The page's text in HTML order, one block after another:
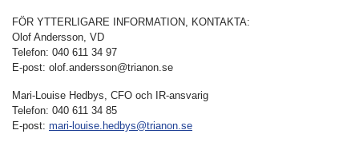
FÖR YTTERLIGARE INFORMATION, KONTAKTA:
Olof Andersson, VD
Telefon: 040 611 34 97
E-post: olof.andersson@trianon.se
Mari-Louise Hedbys, CFO och IR-ansvarig
Telefon: 040 611 34 85
E-post: mari-louise.hedbys@trianon.se